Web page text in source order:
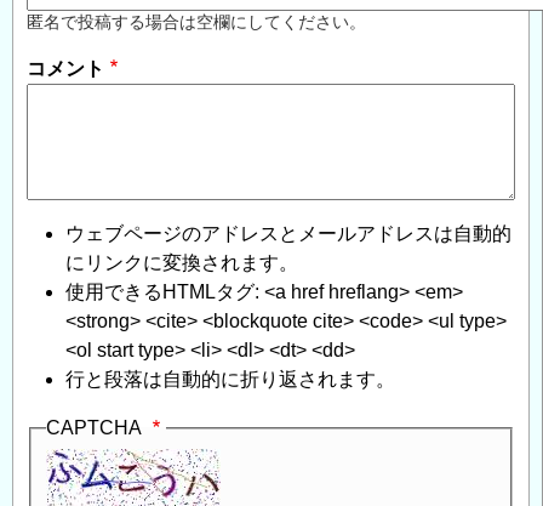
匿名で投稿する場合は空欄にしてください。
コメント
ウェブページのアドレスとメールアドレスは自動的
にリンクに変換されます。
使用できるHTMLタグ: <a href hreflang> <em>
<strong> <cite> <blockquote cite> <code> <ul type>
<ol start type> <li> <dl> <dt> <dd>
行と段落は自動的に折り返されます。
CAPTCHA